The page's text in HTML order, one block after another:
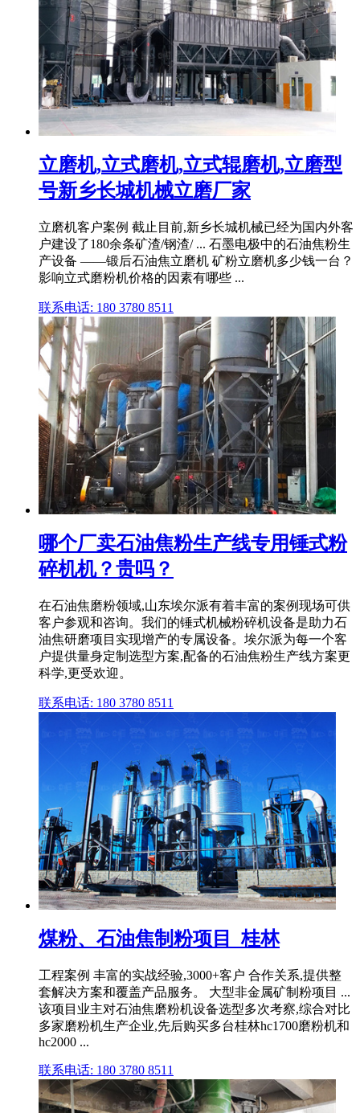
立磨机,立式磨机,立式辊磨机,立磨型
号新乡长城机械立磨厂家
立磨机客户案例 截止目前,新乡长城机械已经为国内外客
户建设了180余条矿渣/钢渣/ ... 石墨电极中的石油焦粉生
产设备 ——锻后石油焦立磨机 矿粉立磨机多少钱一台？
影响立式磨粉机价格的因素有哪些 ...
联系电话: 180 3780 8511
哪个厂卖石油焦粉生产线专用锤式粉
碎机机？贵吗？
在石油焦磨粉领域,山东埃尔派有着丰富的案例现场可供
客户参观和咨询。我们的锤式机械粉碎机设备是助力石
油焦研磨项目实现增产的专属设备。埃尔派为每一个客
户提供量身定制选型方案,配备的石油焦粉生产线方案更
科学,更受欢迎。
联系电话: 180 3780 8511
煤粉、石油焦制粉项目_桂林
工程案例 丰富的实战经验,3000+客户 合作关系,提供整
套解决方案和覆盖产品服务。 大型非金属矿制粉项目 ...
该项目业主对石油焦磨粉机设备选型多次考察,综合对比
多家磨粉机生产企业,先后购买多台桂林hc1700磨粉机和
hc2000 ...
联系电话: 180 3780 8511